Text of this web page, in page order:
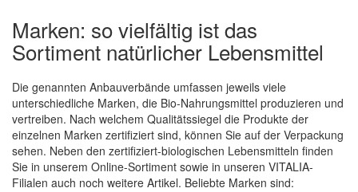
Marken: so vielfältig ist das
Sortiment natürlicher Lebensmittel
Die genannten Anbauverbände umfassen jeweils viele
unterschiedliche Marken, die Bio-Nahrungsmittel produzieren und
vertreiben. Nach welchem Qualitätssiegel die Produkte der
einzelnen Marken zertifiziert sind, können Sie auf der Verpackung
sehen. Neben den zertifiziert-biologischen Lebensmitteln finden
Sie in unserem Online-Sortiment sowie in unseren VITALIA-
Filialen auch noch weitere Artikel. Beliebte Marken sind: